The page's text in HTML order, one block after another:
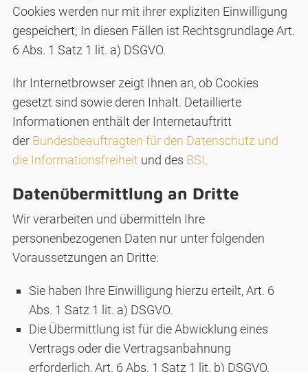
Cookies werden nur mit ihrer expliziten Einwilligung
gespeichert; In diesen Fällen ist Rechtsgrundlage Art.
6 Abs. 1 Satz 1 lit. a) DSGVO.
Ihr Internetbrowser zeigt Ihnen an, ob Cookies
gesetzt sind sowie deren Inhalt. Detaillierte
Informationen enthält der Internetauftritt
der Bundesbeauftragten für den Datenschutz und
die Informationsfreiheit und des BSI.
Datenübermittlung an Dritte
Wir verarbeiten und übermitteln Ihre
personenbezogenen Daten nur unter folgenden
Voraussetzungen an Dritte:
Sie haben Ihre Einwilligung hierzu erteilt, Art. 6
Abs. 1 Satz 1 lit. a) DSGVO.
Die Übermittlung ist für die Abwicklung eines
Vertrags oder die Vertragsanbahnung
erforderlich, Art. 6 Abs. 1 Satz 1 lit. b) DSGVO.